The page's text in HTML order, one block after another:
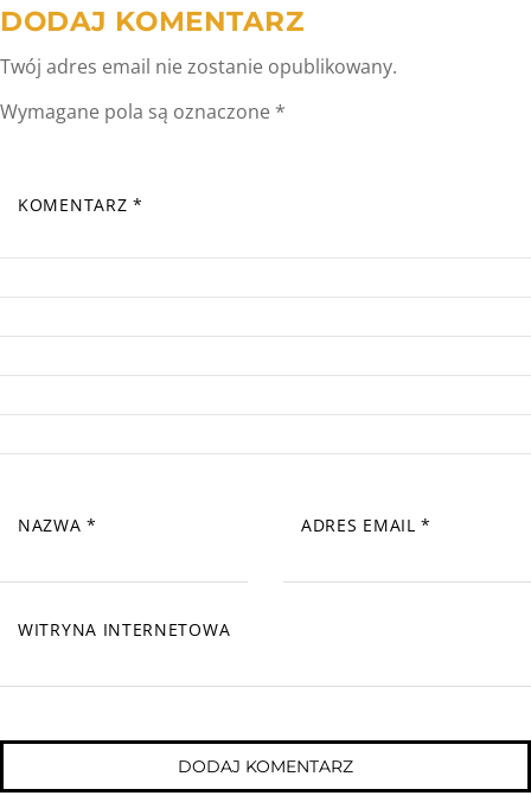
DODAJ KOMENTARZ
Twój adres email nie zostanie opublikowany.
Wymagane pola są oznaczone *
KOMENTARZ *
NAZWA* ADRES EMAIL*
WITRYNA INTERNETOWA